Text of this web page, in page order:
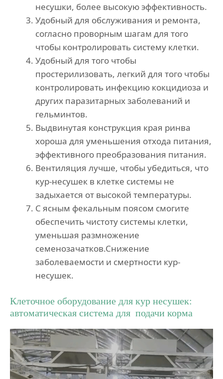
несушки, более высокую эффективность.
Удобный для обслуживания и ремонта,
согласно проворным шагам для того
чтобы контролировать систему клетки.
Удобный для того чтобы
простерилизовать, легкий для того чтобы
контролировать инфекцию кокцидиоза и
других паразитарных заболеваний и
гельминтов.
Выдвинутая конструкция края ринва
хороша для уменьшения отхода питания,
эффективного преобразования питания.
Вентиляция лучше, чтобы убедиться, что
кур-несушек в клетке системы не
задыхается от высокой температуры.
С ясным фекальным поясом смогите
обеспечить чистоту системы клетки,
уменьшая размножение
семенозачатков.Снижение
заболеваемости и смертности кур-
несушек.
Клеточное оборудование для кур несушек:
автоматическая система для подачи корма